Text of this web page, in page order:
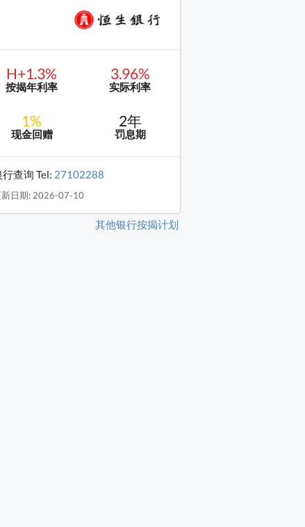
H+1.3%
按揭年利率
3.96%
实际利率
1%
现金回赠
2年
罚息期
行查询 Tel: 27102288
新日期: 2026-07-10
其他银行按揭计划